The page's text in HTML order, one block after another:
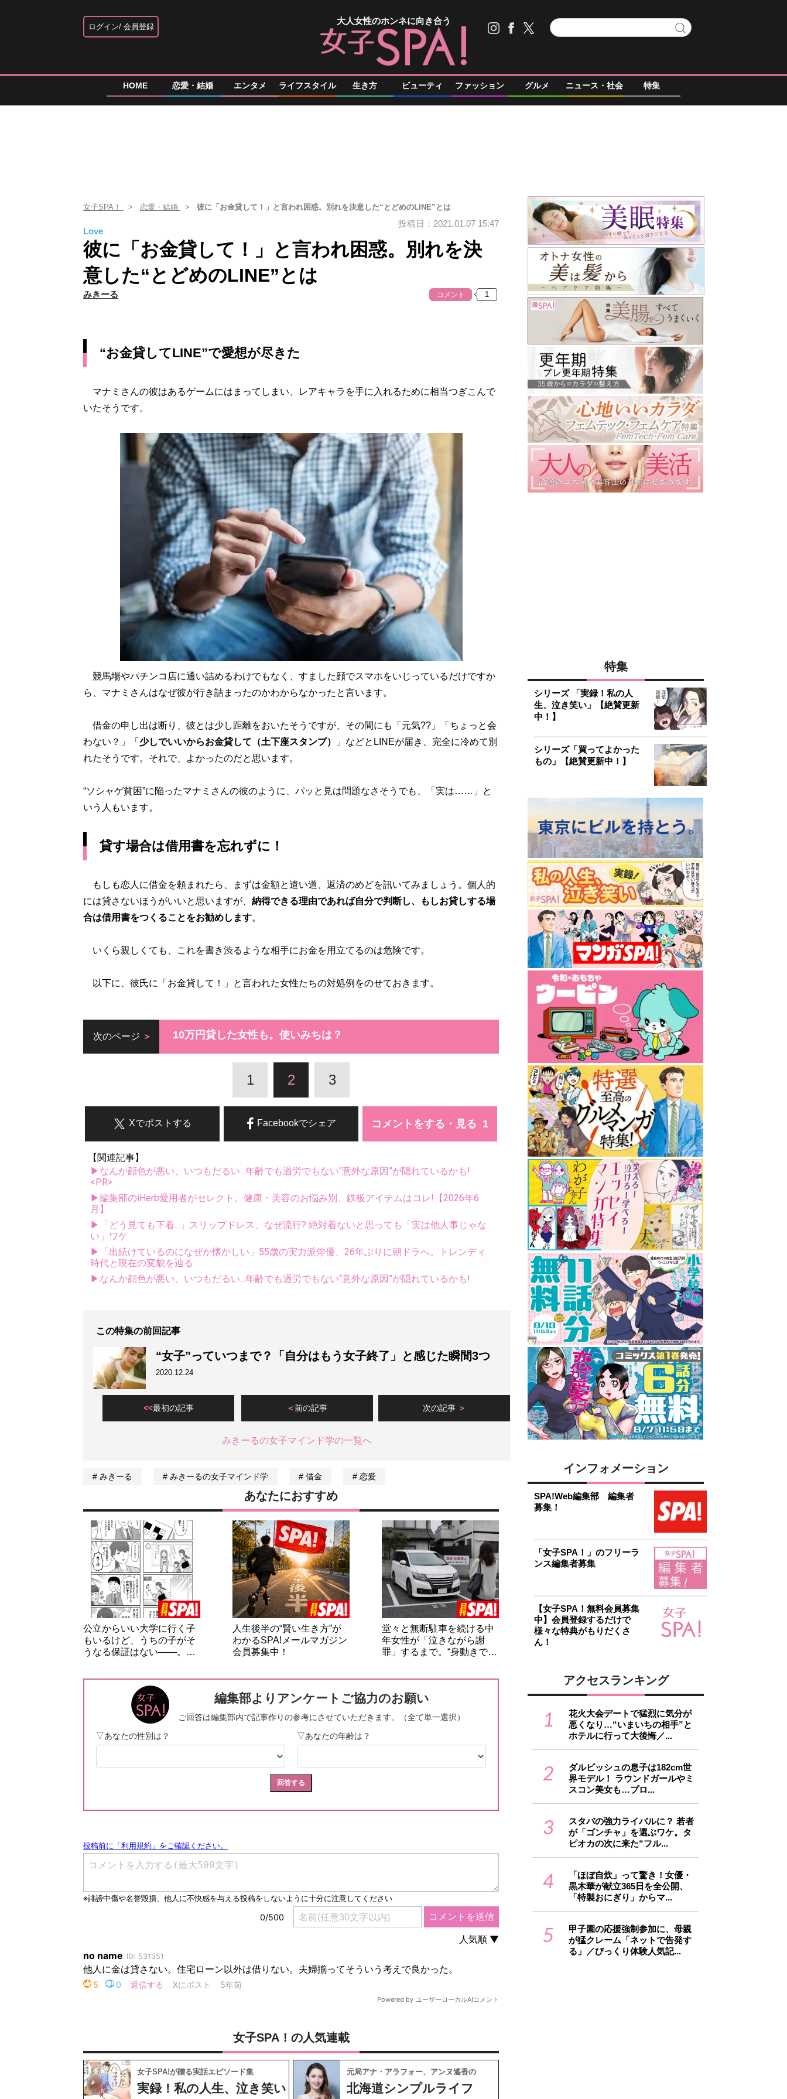
ログイン 会員登録
大人女性のホンネに向き合う
HOME 恋愛・結婚 エンタメ ライフスタイル 生き方 ビューティ ファッション グルメ ニュース・社会 特集
女子SPA！ 恋愛・結婚 彼に「お金貸して！」と言われ困惑。別れを決意した“とどめのLINE”とは
Love
投稿日：2021.01.07 15:47
彼に「お金貸して！」と言われ困惑。別れを決
意した“とどめのLINE”とは
みきーる コメント
“お金貸してLINE”で愛想が尽きた
マナミさんの彼はあるゲームにはまってしまい、レアキャラを手に入れるために相当つぎこんで
いたそうです。
競馬場やパチンコ店に通い詰めるわけでもなく、すました顔でスマホをいじっているだけですか
ら、マナミさんはなぜ彼が行き詰まったのかわからなかったと言います。
借金の申し出は断り、彼とは少し距離をおいたそうですが、その間にも「元気??」「ちょっと会
わない？」「 少しでいいからお金貸して（土下座スタンプ）
」などとLINEが届き、完全に冷めて別
れたそうです。それで、よかったのだと思います。
“ソシャゲ貧困”に陥ったマナミさんの彼のように、パッと見は問題なさそうでも、「実は……」と
いう人もいます。
貸す場合は借用書を忘れずに！
もしも恋人に借金を頼まれたら、まずは金額と遣い道、返済のめどを訊いてみましょう。個人的
には貸さないほうがいいと思いますが、 納得できる理由であれば自分で判断し、もしお貸しする場
合は借用書をつくることをお勧めします。
いくら親しくても、これを書き渋るような相手にお金を用立てるのは危険です。
以下に、彼氏に「お金貸して！」と言われた女性たちの対処例をのせておきます。
次のページ 10万円貸した女性も。使いみちは？
1 2 3
コメントをする・見る
Facebookでシェア
Xでポストする
【関連記事】
▶なんか顔色が悪い、いつもだるい...年齢でも過労でもない“意外な原因”が隠れているかも!
<PR>
▶編集部のiHerb愛用者がセレクト。健康・美容のお悩み別、鉄板アイテムはコレ!【2026年6
月】
▶「どう見ても下着...」スリップドレス、なぜ流行? 絶対着ないと思っても「実は他人事じゃな
い」ワケ
▶「出続けているのになぜか懐かしい」55歳の実力派俳優、26年ぶりに朝ドラへ。トレンディ
時代と現在の変貌を辿る
▶なんか顔色が悪い、いつもだるい...年齢でも過労でもない“意外な原因”が隠れているかも!
この特集の前回記事
“女子”っていつまで？「自分はもう女子終了」と感じた瞬間3つ
2020.12.24
最初の記事 前の記事 次の記事
みきーるの女子マインド学の一覧へ
みきーる みきーるの女子マインド学 借金 恋愛
あなたにおすすめ
公立からいい大学に行く子
もいるけど、うちの子がそ
うなる保証はない――。…
人生後半の“賢い生き方”が
わかるSPA!メールマガジン
会員募集中！
堂々と無断駐車を続ける中
年女性が「泣きながら謝
罪」するまで。“身動きで…
女子SPA！の人気連載
女子SPA!が贈る実話エピソード集
実録！私の人生、泣き笑い
元局アナ・アラフォー、アンヌ遙香の
北海道シンプルライフ
特集
シリーズ 「実録！私の人
生、泣き笑い」【絶賛更新
中！】
シリーズ「買ってよかった
もの」【絶賛更新中！】
インフォメーション
SPA!Web編集部 編集者
募集！
「女子SPA！」のフリーラ
ンス編集者募集
【女子SPA！無料会員募集
中】会員登録するだけで
様々な特典がもりだくさ
ん！
アクセスランキング
1
花火大会デートで猛烈に気分が
悪くなり…“いまいちの相手”と
ホテルに行って大後悔／...
2
ダルビッシュの息子は182cm世
界モデル！ ラウンドガールやミ
スコン美女も…プロ...
3
スタバの強力ライバルに？ 若者
が「ゴンチャ」を選ぶワケ。タ
ピオカの次に来た“フル...
4
「ほぼ自炊」って驚き！女優・
黒木華が献立365日を全公開、
「特製おにぎり」からマ...
5
甲子園の応援強制参加に、母親
が猛クレーム「ネットで告発す
る」／びっくり体験人気記...